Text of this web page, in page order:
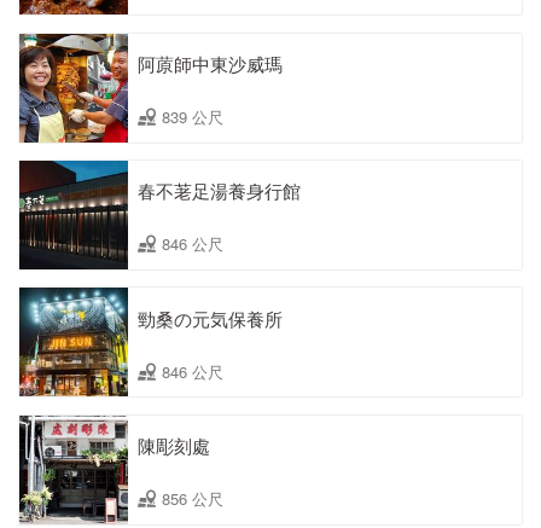
阿蒝師中東沙威瑪
839 公尺
春不荖足湯養身行館
846 公尺
勁桑の元気保養所
846 公尺
陳彫刻處
856 公尺